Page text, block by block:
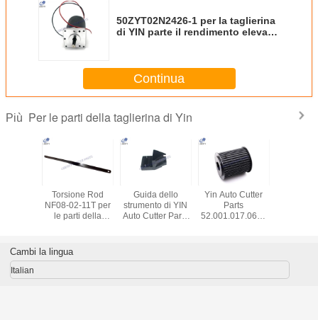
50ZYT02N2426-1 per la taglierina
di YIN parte il rendimento elevato
Continua
Più Per le parti della taglierina di Yin
testa
Torsione Rod
NF08-02-11T per
le parti della
tagliatrice del
tessuto
Guida dello
strumento di YIN
Auto Cutter Parts
Yin Auto Cutter
Parts
52.001.017.0690
automatica
Cambi la lingua
Italian